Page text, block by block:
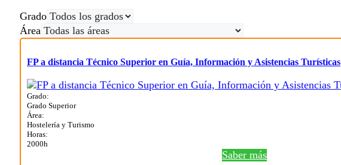
Grado
Área
FP a distancia Técnico Superior en Guía, Información y Asistencias Turísticas
Grado:
Grado Superior
Área:
Hostelería y Turismo
Horas:
2000h
Saber más